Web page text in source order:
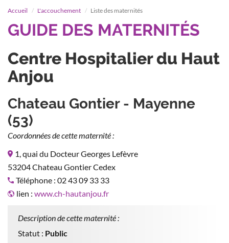
Accueil L'accouchement Liste des maternités
GUIDE DES MATERNITÉS
Centre Hospitalier du Haut
Anjou
Chateau Gontier - Mayenne
(53)
Coordonnées de cette maternité :
1, quai du Docteur Georges Lefèvre
53204 Chateau Gontier Cedex
Téléphone : 02 43 09 33 33
lien : www.ch-hautanjou.fr
Description de cette maternité :
Statut : Public